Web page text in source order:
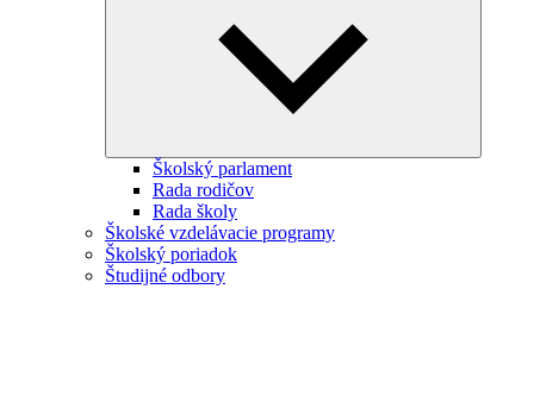
Školský parlament
Rada rodičov
Rada školy
Školské vzdelávacie programy
Školský poriadok
Študijné odbory